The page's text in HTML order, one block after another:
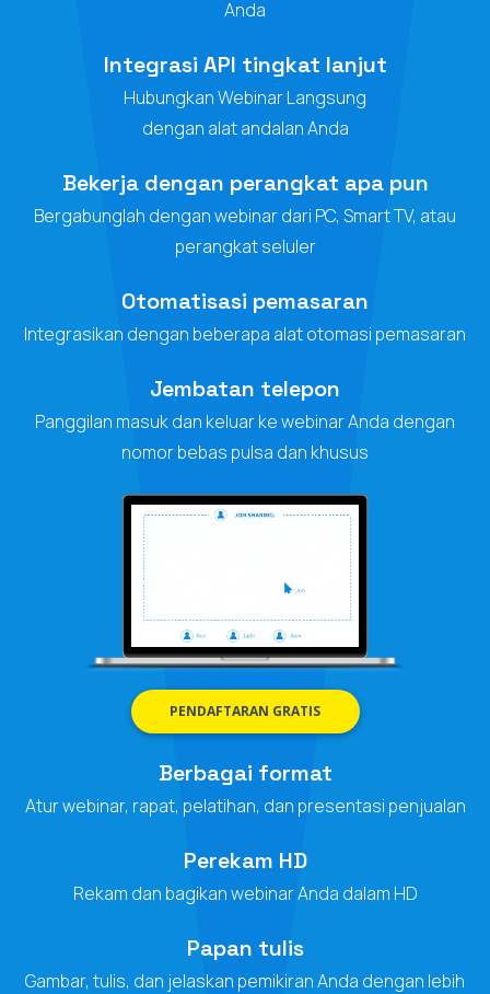
Anda
Integrasi API tingkat lanjut
Hubungkan Webinar Langsung
dengan alat andalan Anda
Bekerja dengan perangkat apa pun
Bergabunglah dengan webinar dari PC, Smart TV, atau
perangkat seluler
Otomatisasi pemasaran
Integrasikan dengan beberapa alat otomasi pemasaran
Jembatan telepon
Panggilan masuk dan keluar ke webinar Anda dengan
nomor bebas pulsa dan khusus
PENDAFTARAN GRATIS
Berbagai format
Atur webinar, rapat, pelatihan, dan presentasi penjualan
Perekam HD
Rekam dan bagikan webinar Anda dalam HD
Papan tulis
Gambar, tulis, dan jelaskan pemikiran Anda dengan lebih